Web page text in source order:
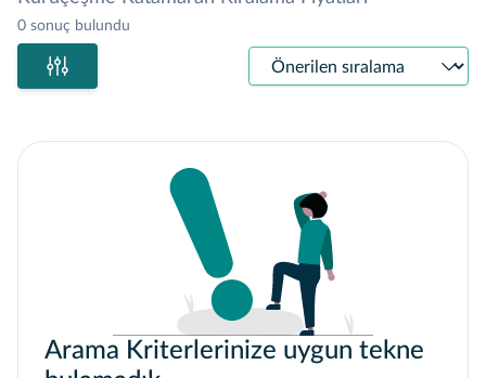
0 sonuç bulundu
Sıralama
Arama Kriterlerinize uygun tekne